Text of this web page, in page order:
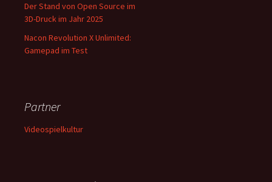
Der Stand von Open Source im
3D-Druck im Jahr 2025
Nacon Revolution X Unlimited:
Gamepad im Test
Partner
Videospielkultur